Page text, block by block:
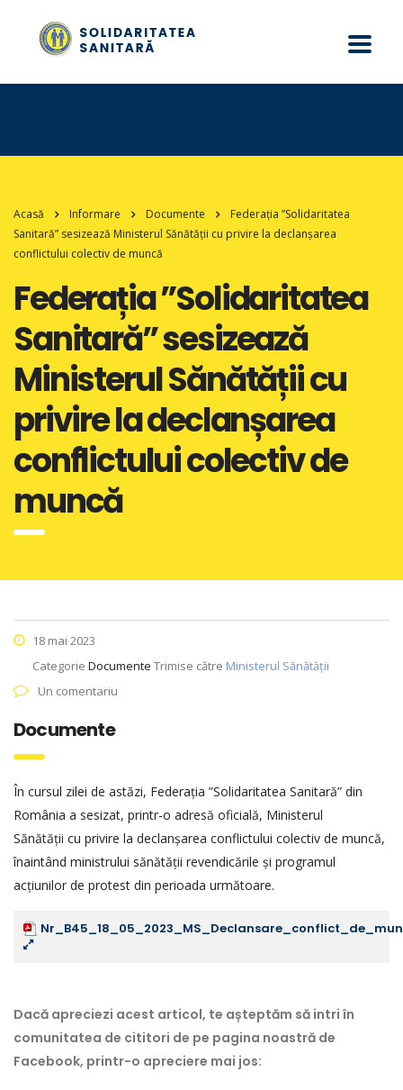
Acasă Informare Documente
Federația ”Solidaritatea
Sanitară” sesizează Ministerul Sănătății cu privire la declanșarea
conflictului colectiv de muncă
Federația ”Solidaritatea
Sanitară” sesizează
Ministerul Sănătății cu
privire la declanșarea
conflictului colectiv de
muncă
18 mai 2023
Categorie Documente Trimise către Ministerul Sănătății
Un comentariu
Documente
În cursul zilei de astăzi, Federația ”Solidaritatea Sanitară” din
România a sesizat, printr-o adresă oficială, Ministerul
Sănătății cu privire la declanșarea conflictului colectiv de muncă,
înaintând ministrului sănătății revendicările și programul
acțiunilor de protest din perioada următoare.
Dacă apreciezi acest articol, te așteptăm să intri în
comunitatea de cititori de pe pagina noastră de
Facebook, printr-o apreciere mai jos: